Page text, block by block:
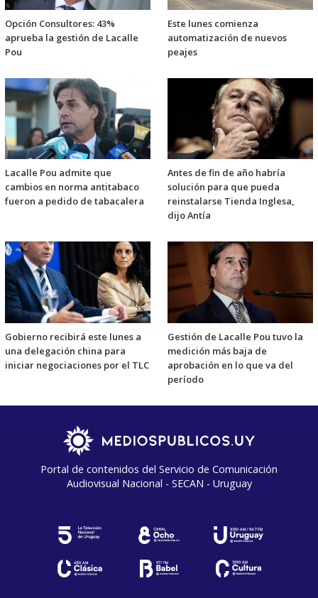
Opción Consultores: 43%
aprueba la gestión de Lacalle
Pou
Este lunes comienza
automatización de nuevos
peajes
Lacalle Pou admite que
cambios en norma antitabaco
fueron a pedido de tabacalera
Antes de fin de año habría
solución para que pueda
reinstalarse Tienda Inglesa,
dijo Antía
Gobierno recibirá este lunes a
una delegación china para
iniciar negociaciones por el TLC
Gestión de Lacalle Pou tuvo la
medición más baja de
aprobación en lo que va del
período
Portal de contenidos del Servicio de Comunicación
Audiovisual Nacional - SECAN - Uruguay